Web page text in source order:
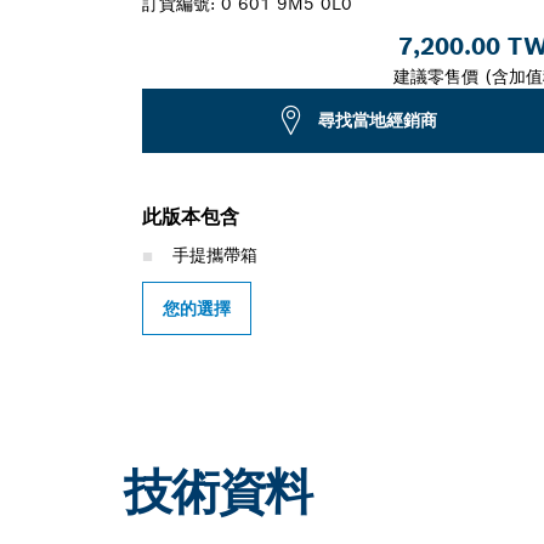
7,200.00
建議零售價 (含加
尋找當地經銷商
此版本包含
手提攜帶箱
您的選擇
技術資料